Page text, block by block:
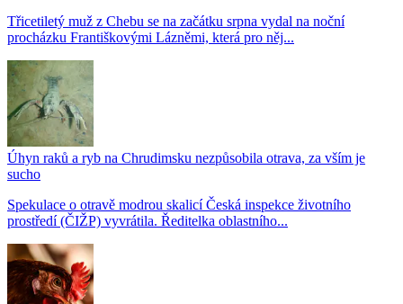
Třicetiletý muž z Chebu se na začátku srpna vydal na noční
procházku Františkovými Lázněmi, která pro něj...
Úhyn raků a ryb na Chrudimsku nezpůsobila otrava, za vším je
sucho
Spekulace o otravě modrou skalicí Česká inspekce životního
prostředí (ČIŽP) vyvrátila. Ředitelka oblastního...